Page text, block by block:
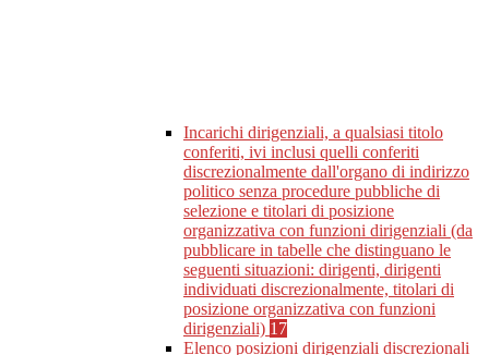
Incarichi dirigenziali, a qualsiasi titolo
conferiti, ivi inclusi quelli conferiti
discrezionalmente dall'organo di indirizzo
politico senza procedure pubbliche di
selezione e titolari di posizione
organizzativa con funzioni dirigenziali (da
pubblicare in tabelle che distinguano le
seguenti situazioni: dirigenti, dirigenti
individuati discrezionalmente, titolari di
posizione organizzativa con funzioni
dirigenziali) 17
Elenco posizioni dirigenziali discrezionali